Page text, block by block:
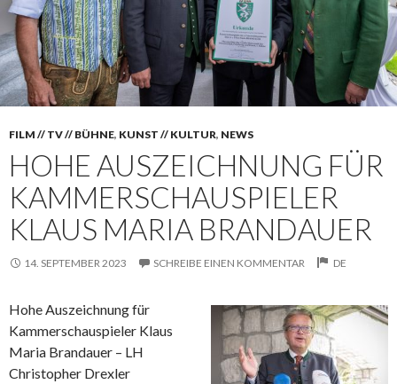
FILM // TV // BÜHNE, KUNST // KULTUR, NEWS
HOHE AUSZEICHNUNG FÜR
KAMMERSCHAUSPIELER
KLAUS MARIA BRANDAUER
14. SEPTEMBER 2023 SCHREIBE EINEN KOMMENTAR DE
Hohe Auszeichnung für
Kammerschauspieler Klaus
Maria Brandauer – LH
Christopher Drexler